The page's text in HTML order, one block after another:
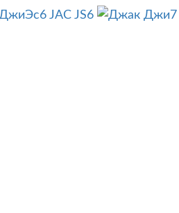
JAC JS6